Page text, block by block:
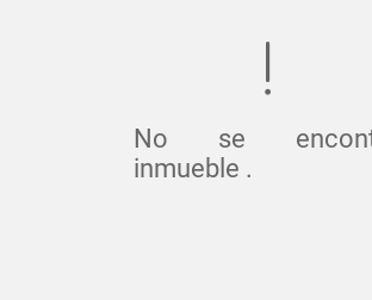
No se
inmueble .